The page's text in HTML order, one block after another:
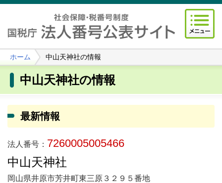
ホーム 中山天神社の情報
中山天神社の情報
最新情報
法人番号： 7260005005466
中山天神社
岡山県井原市芳井町東三原３２９５番地